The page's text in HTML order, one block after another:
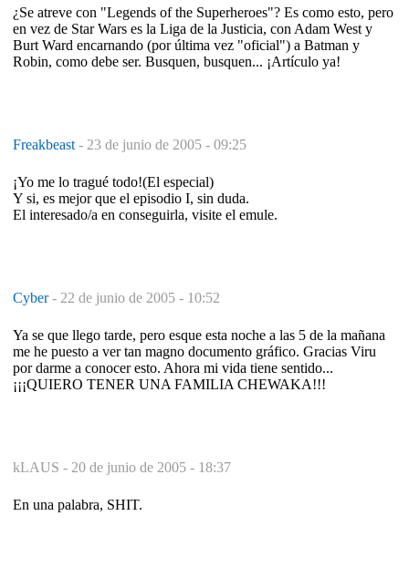
¿Se atreve con "Legends of the Superheroes"? Es como esto, pero
en vez de Star Wars es la Liga de la Justicia, con Adam West y
Burt Ward encarnando (por última vez "oficial") a Batman y
Robin, como debe ser. Busquen, busquen... ¡Artículo ya!
Freakbeast - 23 de junio de 2005 - 09:25
¡Yo me lo tragué todo!(El especial)
Y si, es mejor que el episodio I, sin duda.
El interesado/a en conseguirla, visite el emule.
Cyber- 22 de junio de 2005 - 10:52
Ya se que llego tarde, pero esque esta noche a las 5 de la mañana
me he puesto a ver tan magno documento gráfico. Gracias Viru
por darme a conocer esto. Ahora mi vida tiene sentido...
¡¡¡QUIERO TENER UNA FAMILIA CHEWAKA!!!
kLAUS - 20 de junio de 2005 - 18:37
En una palabra, SHIT.